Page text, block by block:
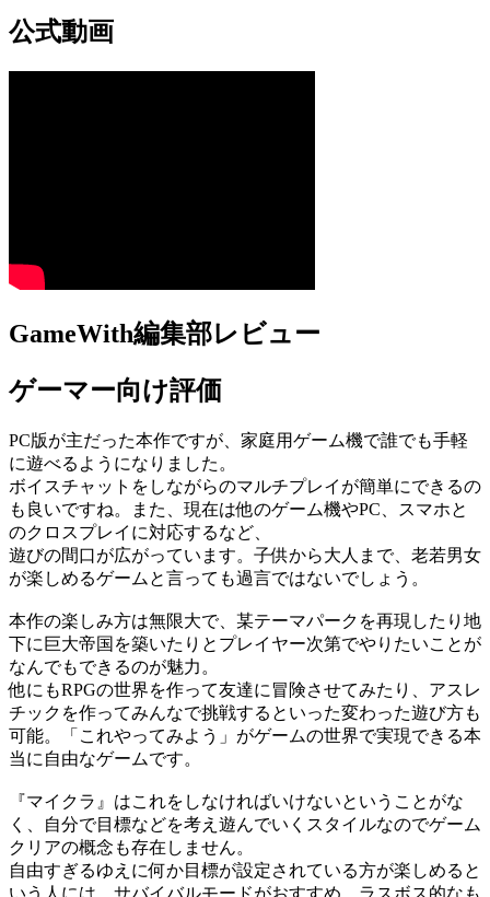
公式動画
GameWith編集部レビュー
ゲーマー向け評価
PC版が主だった本作ですが、家庭用ゲーム機で誰でも手軽
に遊べるようになりました。
ボイスチャットをしながらのマルチプレイが簡単にできるの
も良いですね。また、現在は他のゲーム機やPC、スマホと
のクロスプレイに対応するなど、
遊びの間口が広がっています。子供から大人まで、老若男女
が楽しめるゲームと言っても過言ではないでしょう。
本作の楽しみ方は無限大で、某テーマパークを再現したり地
下に巨大帝国を築いたりとプレイヤー次第でやりたいことが
なんでもできるのが魅力。
他にもRPGの世界を作って友達に冒険させてみたり、アスレ
チックを作ってみんなで挑戦するといった変わった遊び方も
可能。「これやってみよう」がゲームの世界で実現できる本
当に自由なゲームです。
『マイクラ』はこれをしなければいけないということがな
く、自分で目標などを考え遊んでいくスタイルなのでゲーム
クリアの概念も存在しません。
自由すぎるゆえに何か目標が設定されている方が楽しめると
いう人には、サバイバルモードがおすすめ。ラスボス的なも